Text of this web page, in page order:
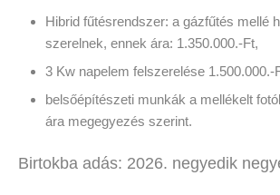
Hibrid fűtésrendszer: a gázfűtés mellé
szerelnek, ennek ára: 1.350.000.-Ft,
3 Kw napelem felszerelése 1.500.000.-
belsőépítészeti munkák a mellékelt
ára megegyezés szerint.
Birtokba adás: 2026. negyedik